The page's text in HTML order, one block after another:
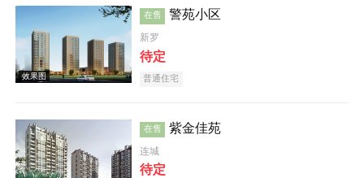
在售 警苑小区
新罗
待定
普通住宅
在售 紫金佳苑
连城
待定